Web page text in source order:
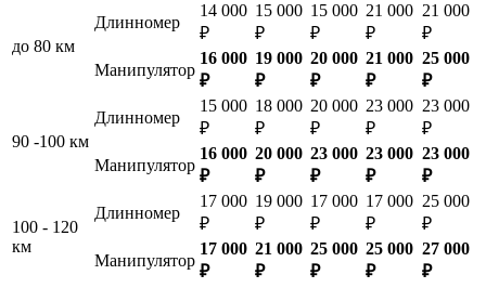
до 80 км
Длинномер
14 000
₽
15 000
₽
15 000
₽
21 000
₽
21 000
₽
Манипулятор
16 000
₽
19 000
₽
20 000
₽
21 000
₽
25 000
₽
90 -100 км
Длинномер
15 000
₽
18 000
₽
20 000
₽
23 000
₽
23 000
₽
Манипулятор
16 000
₽
20 000
₽
23 000
₽
23 000
₽
23 000
₽
100 - 120
км
Длинномер
17 000
₽
19 000
₽
17 000
₽
17 000
₽
25 000
₽
Манипулятор
17 000
₽
21 000
₽
25 000
₽
25 000
₽
27 000
₽